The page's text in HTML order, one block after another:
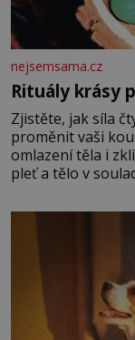
nejsemsama.cz
Rituály krásy
Zjistěte, jak síla
proměnit vaši
omlazení těla i
pleť a tělo v
povaze, ale i v
Ženy narozené
nesou žár,